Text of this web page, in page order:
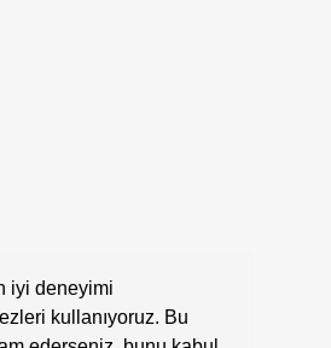
iyi deneyimi
kullanıyoruz. Bu